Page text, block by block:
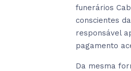
funerários
conscientes
responsável
pagamento
Da mesma